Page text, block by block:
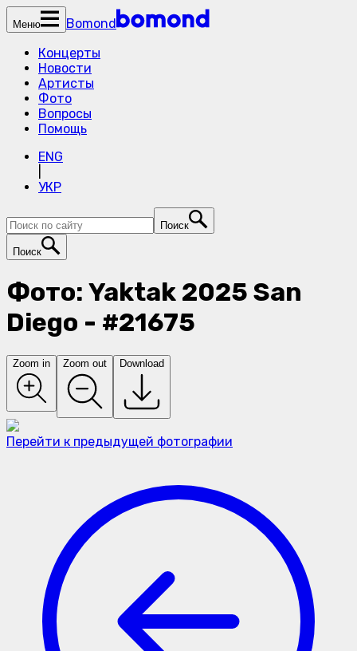
Меню
Bomond
Концерты
Новости
Артисты
Фото
Вопросы
Помощь
ENG
УКР
Поиск
Поиск
Фото: Yaktak 2025 San
Diego - #21675
Zoom in Zoom out Download
Перейти к предыдущей фотографии